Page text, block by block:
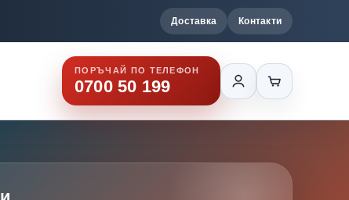
Доставка Контакти
ПОРЪЧАЙ ПО ТЕЛЕФОН
0700 50 199